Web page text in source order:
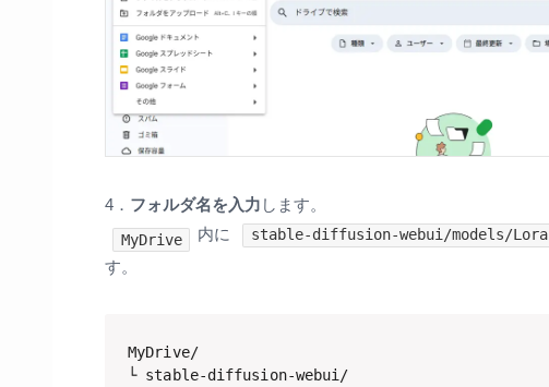
4． フォルダ名を入力 します。
MyDrive 内に stable-diffusion-webui/models/Lora
す。
MyDrive/
└ stable-diffusion-webui/